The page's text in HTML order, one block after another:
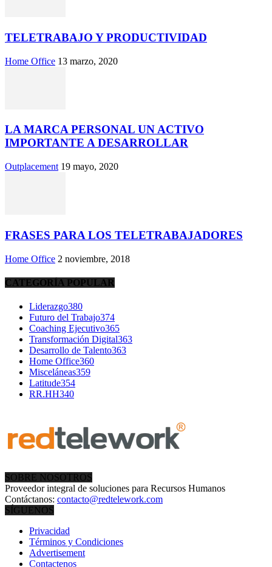
TELETRABAJO Y PRODUCTIVIDAD
Home Office 13 marzo, 2020
LA MARCA PERSONAL UN ACTIVO
IMPORTANTE A DESARROLLAR
Outplacement 19 mayo, 2020
FRASES PARA LOS TELETRABAJADORES
Home Office 2 noviembre, 2018
CATEGORÍA POPULAR
Liderazgo380
Futuro del Trabajo374
Coaching Ejecutivo365
Transformación Digital363
Desarrollo de Talento363
Home Office360
Misceláneas359
Latitude354
RR.HH340
SOBRE NOSOTROS
Proveedor integral de soluciones para Recursos Humanos
Contáctanos: contacto@redtelework.com
SÍGUENOS
Privacidad
Términos y Condiciones
Advertisement
Contactenos